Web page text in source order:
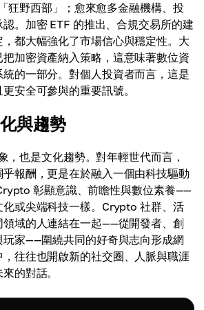
狂野西部」；愈來愈多金融機構、投
。加密 ETF 的推出、合規交易所的建
都大幅強化了市場信心與穩定性。大
加密資產納入策略，這意味著數位資
的一部分。對個人投資者而言，這是
安全可參與的重要訊號。
與趨勢
，也是文化趨勢。對年輕世代而言，
報酬，更是在於融入一個由科技驅動
彰顯意識、前瞻性與數位素養——
或尖端科技一樣。Crypto 社群、活
領域的人連結在一起——從開發者、創
玩家——圍繞共同的好奇與志向形成網
往往也開啟新的社交圈、人脈與職涯
的對話。